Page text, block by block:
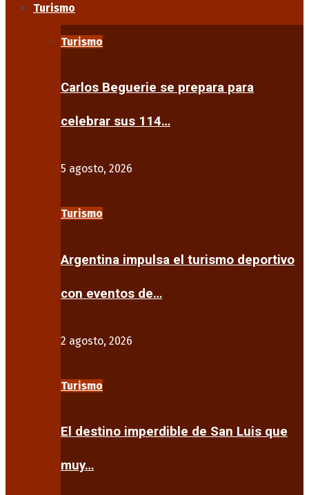
Turismo
Turismo
Carlos Beguerie se prepara para
celebrar sus 114…
5 agosto, 2026
Turismo
Argentina impulsa el turismo deportivo
con eventos de…
2 agosto, 2026
Turismo
El destino imperdible de San Luis que
muy…